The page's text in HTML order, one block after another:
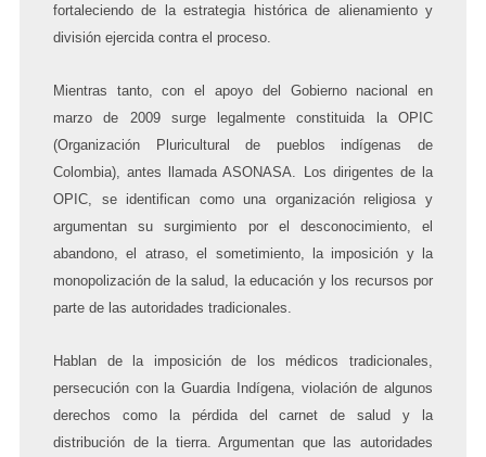
fortaleciendo de la estrategia histórica de alienamiento y
división ejercida contra el proceso.
Mientras tanto, con el apoyo del Gobierno nacional en
marzo de 2009 surge legalmente constituida la OPIC
(Organización Pluricultural de pueblos indígenas de
Colombia), antes llamada ASONASA. Los dirigentes de la
OPIC, se identifican como una organización religiosay
argumentan su surgimiento por el desconocimiento, el
abandono, el atraso, el sometimiento, la imposición y la
monopolización de la salud, la educación y los recursos por
parte de las autoridades tradicionales.
Hablan de la imposición de los médicos tradicionales,
persecución con la Guardia Indígena, violación de algunos
derechos como la pérdida del carnet de salud y la
distribución de la tierra. Argumentan que las autoridades